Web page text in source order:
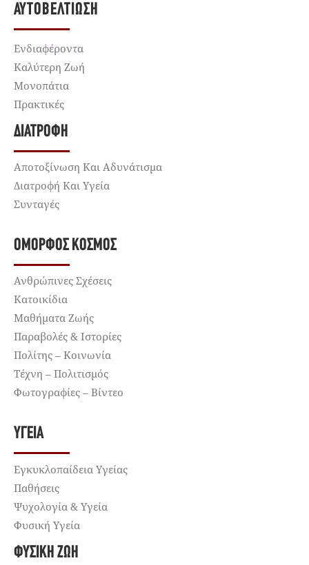
ΑΥΤΟΒΕΛΤΊΩΣΗ
Ενδιαφέροντα
Καλύτερη Ζωή
Μονοπάτια
Πρακτικές
ΔΙΑΤΡΟΦΉ
Αποτοξίνωση Και Αδυνάτισμα
Διατροφή Και Υγεία
Συνταγές
ΌΜΟΡΦΟΣ ΚΌΣΜΟΣ
Ανθρώπινες Σχέσεις
Κατοικίδια
Μαθήματα Ζωής
Παραβολές & Ιστορίες
Πολίτης – Κοινωνία
Τέχνη – Πολιτισμός
Φωτογραφίες – Βίντεο
ΥΓΕΊΑ
Εγκυκλοπαίδεια Υγείας
Παθήσεις
Ψυχολογία & Υγεία
Φυσική Υγεία
ΦΥΣΙΚΉ ΖΩΉ